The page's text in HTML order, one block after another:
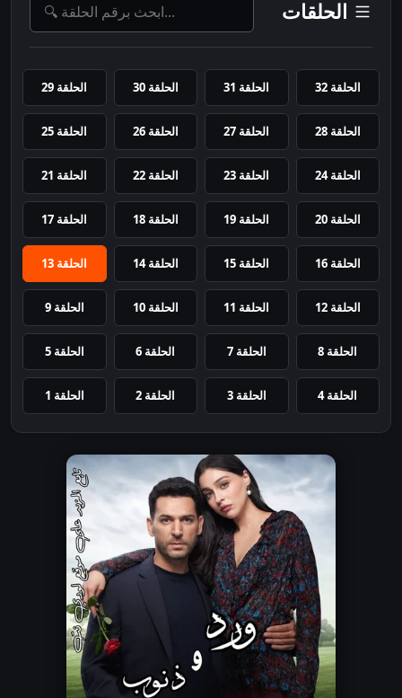
الحلقات
الحلقة 32 الحلقة 31 الحلقة 30 الحلقة 29
الحلقة 28 الحلقة 27 الحلقة 26 الحلقة 25
الحلقة 24 الحلقة 23 الحلقة 22 الحلقة 21
الحلقة 20 الحلقة 19 الحلقة 18 الحلقة 17
الحلقة 16 الحلقة 15 الحلقة 14 الحلقة 13
الحلقة 12 الحلقة 11 الحلقة 10 الحلقة 9
الحلقة 8 الحلقة 7 الحلقة 6 الحلقة 5
الحلقة 4 الحلقة 3 الحلقة 2 الحلقة 1